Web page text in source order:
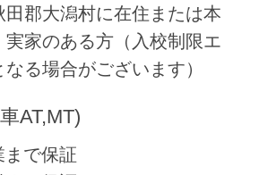
田郡大潟村に在住または本
実家のある方（入校制限エ
る場合がございます）
AT,MT)
まで保証